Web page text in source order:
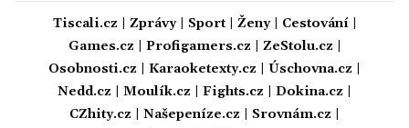
Tiscali.cz Zprávy| Sport| Ženy| Cestování|
Games.cz
Profigamers.cz ZeStolu.cz
Osobnosti.cz
Karaoketexty.cz Úschovna.cz
Nedd.cz
Moulík.cz Fights.cz Dokina.cz
CZhity.cz
Našepeníze.cz Srovnám.cz